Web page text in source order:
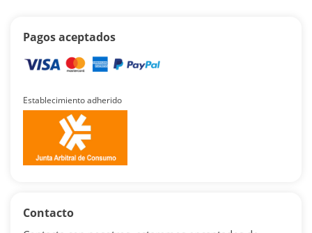
Pagos aceptados
Establecimiento adherido
Contacto